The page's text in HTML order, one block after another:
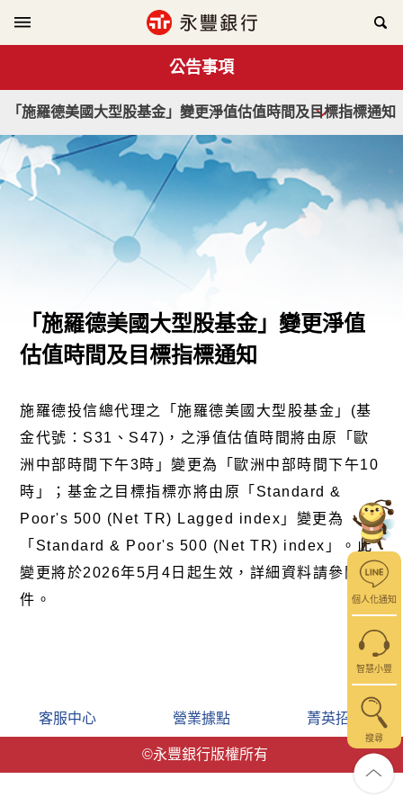
個人化通知
智慧小豐
搜尋
公告事項
「施羅德美國大型股基金」變更淨值估值時間及目標指標通知
「施羅德美國大型股基金」變更淨值
估值時間及目標指標通知
施羅德投信總代理之「施羅德美國大型股基金」 (基
金代號： S31 、 S47) ，之淨值估值時間將由原「歐
洲中部時間下午3時」變更為「歐洲中部時間下午10
時」；基金之目標指標亦將由原「 Standard &
Poor's 500 (Net TR) Lagged index 」變更為
「 Standard & Poor's 500 (Net TR) index 」。此
變更將於2026年5月 4 日起生效，詳細資料請參閱附
件 。
客服中心 營業據點 菁英招募
©永豐銀行版權所有